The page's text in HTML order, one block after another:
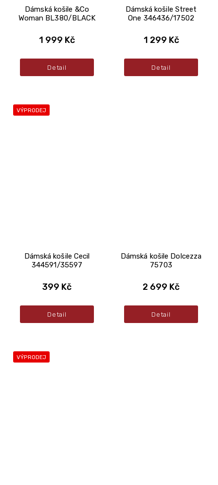
Dámská košile &Co
Woman BL380/BLACK
1 999 Kč
Detail
Dámská košile Street
One 346436/17502
1 299 Kč
Detail
VÝPRODEJ
Dámská košile Cecil
344591/35597
399 Kč
Detail
Dámská košile Dolcezza
75703
2 699 Kč
Detail
VÝPRODEJ